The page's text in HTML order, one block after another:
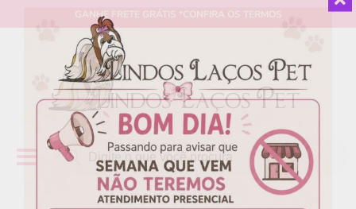
GANHE FRETE GRÁTIS *CONFIRA OS TERMOS